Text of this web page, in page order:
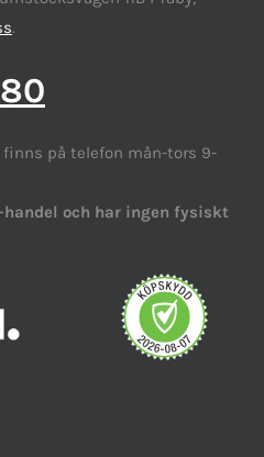
.
finns på telefon mån-tors 9-
handel och har ingen fysiskt